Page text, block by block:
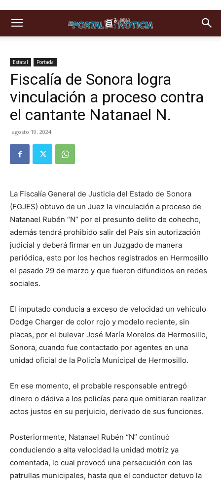
Estatal Portada
Fiscalía de Sonora logra
vinculación a proceso contra
el cantante Natanael N.
agosto 19, 2024
La Fiscalía General de Justicia del Estado de Sonora
(FGJES) obtuvo de un Juez la vinculación a proceso de
Natanael Rubén “N” por el presunto delito de cohecho,
además tendrá prohibido salir del País sin autorización
judicial y deberá firmar en un Juzgado de manera
periódica, esto por los hechos registrados en Hermosillo
el pasado 29 de marzo y que fueron difundidos en redes
sociales.
El imputado conducía a exceso de velocidad un vehículo
Dodge Charger de color rojo y modelo reciente, sin
placas, por el bulevar José María Morelos de Hermosillo,
Sonora, cuando fue contactado por agentes en una
unidad oficial de la Policía Municipal de Hermosillo.
En ese momento, el probable responsable entregó
dinero o dádiva a los policías para que omitieran realizar
actos justos en su perjuicio, derivado de sus funciones.
Posteriormente, Natanael Rubén “N” continuó
conduciendo a alta velocidad la unidad motriz ya
comentada, lo cual provocó una persecución con las
patrullas municipales, hasta que el conductor detuvo la